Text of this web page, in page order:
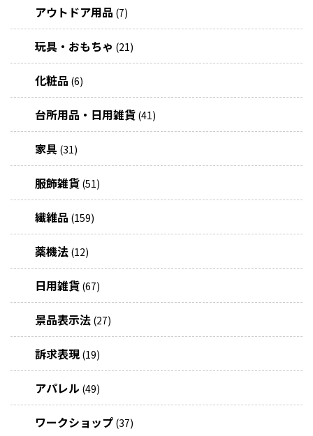
アウトドア用品 (7)
玩具・おもちゃ (21)
化粧品 (6)
台所用品・日用雑貨 (41)
家具 (31)
服飾雑貨 (51)
繊維品 (159)
薬機法 (12)
日用雑貨 (67)
景品表示法 (27)
訴求表現 (19)
アパレル (49)
ワークショップ (37)